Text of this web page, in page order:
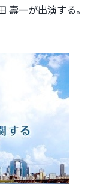
壽一が出演する。